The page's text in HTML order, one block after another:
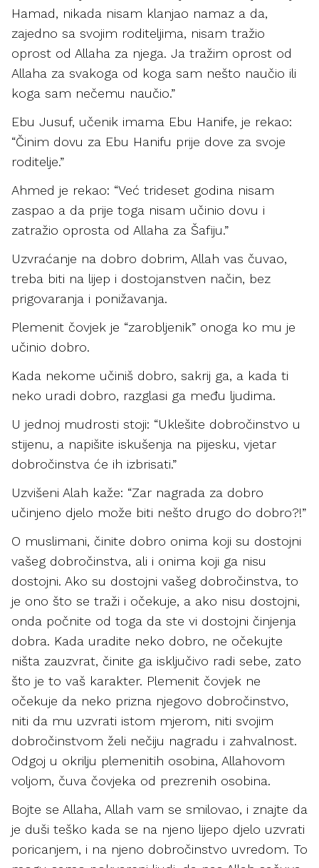
Hamad, nikada nisam klanjao namaz a da,
zajedno sa svojim roditeljima, nisam tražio
oprost od Allaha za njega. Ja tražim oprost od
Allaha za svakoga od koga sam nešto naučio ili
koga sam nečemu naučio.”
Ebu Jusuf, učenik imama Ebu Hanife, je rekao:
“Činim dovu za Ebu Hanifu prije dove za svoje
roditelje.”
Ahmed je rekao: “Već trideset godina nisam
zaspao a da prije toga nisam učinio dovu i
zatražio oprosta od Allaha za Šafiju.”
Uzvraćanje na dobro dobrim, Allah vas čuvao,
treba biti na lijep i dostojanstven način, bez
prigovaranja i ponižavanja.
Plemenit čovjek je “zarobljenik” onoga ko mu je
učinio dobro.
Kada nekome učiniš dobro, sakrij ga, a kada ti
neko uradi dobro, razglasi ga među ljudima.
U jednoj mudrosti stoji: “Uklešite dobročinstvo u
stijenu, a napišite iskušenja na pijesku, vjetar
dobročinstva će ih izbrisati.”
Uzvišeni Alah kaže: “Zar nagrada za dobro
učinjeno djelo može biti nešto drugo do dobro?!”
O muslimani, činite dobro onima koji su dostojni
vašeg dobročinstva, ali i onima koji ga nisu
dostojni. Ako su dostojni vašeg dobročinstva, to
je ono što se traži i očekuje, a ako nisu dostojni,
onda počnite od toga da ste vi dostojni činjenja
dobra. Kada uradite neko dobro, ne očekujte
ništa zauzvrat, činite ga isključivo radi sebe, zato
što je to vaš karakter. Plemenit čovjek ne
očekuje da neko prizna njegovo dobročinstvo,
niti da mu uzvrati istom mjerom, niti svojim
dobročinstvom želi nečiju nagradu i zahvalnost.
Odgoj u okrilju plemenitih osobina, Allahovom
voljom, čuva čovjeka od prezrenih osobina.
Bojte se Allaha, Allah vam se smilovao, i znajte da
je duši teško kada se na njeno lijepo djelo uzvrati
poricanjem, i na njeno dobročinstvo uvredom. To